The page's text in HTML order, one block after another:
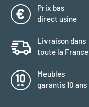
Prix bas
direct usine
Livraison dans
toute la France
Meubles
garantis 10 ans